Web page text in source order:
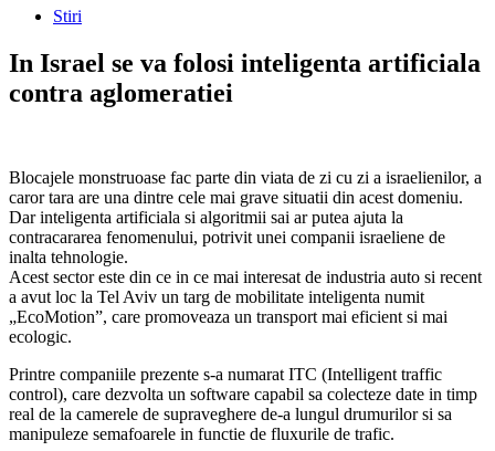
Stiri
In Israel se va folosi inteligenta artificiala
contra aglomeratiei
Blocajele monstruoase fac parte din viata de zi cu zi a israelienilor, a
caror tara are una dintre cele mai grave situatii din acest domeniu.
Dar inteligenta artificiala si algoritmii sai ar putea ajuta la
contracararea fenomenului, potrivit unei companii israeliene de
inalta tehnologie.
Acest sector este din ce in ce mai interesat de industria auto si recent
a avut loc la Tel Aviv un targ de mobilitate inteligenta numit
„EcoMotion”, care promoveaza un transport mai eficient si mai
ecologic.
Printre companiile prezente s-a numarat ITC (Intelligent traffic
control), care dezvolta un software capabil sa colecteze date in timp
real de la camerele de supraveghere de-a lungul drumurilor si sa
manipuleze semafoarele in functie de fluxurile de trafic.